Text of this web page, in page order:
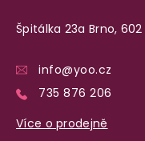
Špitálka 23a Brno, 602
info@yoo.cz
735 876 206
Více o prodejně